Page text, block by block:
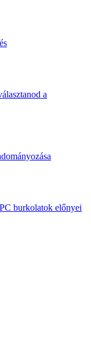
a
burkolatok előnyei